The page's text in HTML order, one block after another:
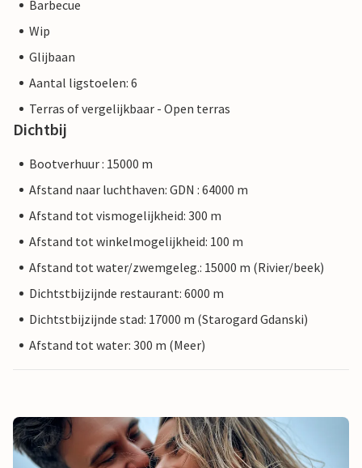
Barbecue
Wip
Glijbaan
Aantal ligstoelen: 6
Terras of vergelijkbaar - Open terras
Dichtbij
Bootverhuur : 15000 m
Afstand naar luchthaven: GDN : 64000 m
Afstand tot vismogelijkheid: 300 m
Afstand tot winkelmogelijkheid: 100 m
Afstand tot water/zwemgeleg.: 15000 m (Rivier/beek)
Dichtstbijzijnde restaurant: 6000 m
Dichtstbijzijnde stad: 17000 m (Starogard Gdanski)
Afstand tot water: 300 m (Meer)